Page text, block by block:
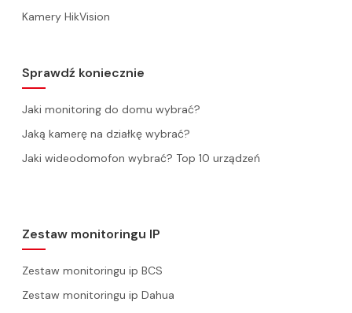
Kamery HikVision
Sprawdź koniecznie
Jaki monitoring do domu wybrać?
Jaką kamerę na działkę wybrać?
Jaki wideodomofon wybrać? Top 10 urządzeń
Zestaw monitoringu IP
Zestaw monitoringu ip BCS
Zestaw monitoringu ip Dahua